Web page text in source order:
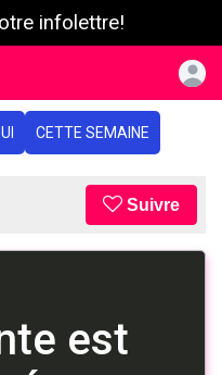
infolettre!
CETTE SEMAINE
Suivre
est